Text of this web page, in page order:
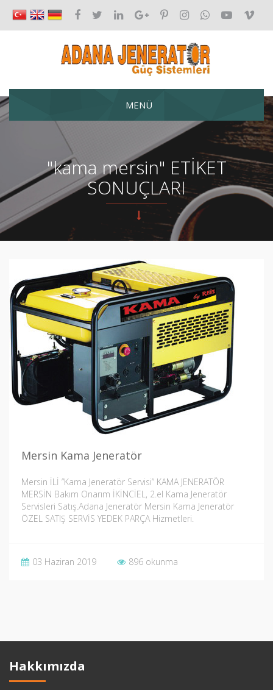
MENÜ
"kama mersin" ETİKET
SONUÇLARI
Mersin Kama Jeneratör
Mersin İLİ ”Kama Jeneratör Servisi” KAMA JENERATÖR
MERSİN Bakım Onarım İKİNCİEL, 2.el Kama Jeneratör
Servisleri Satış.Adana Jeneratör Mersin Kama Jeneratör
ÖZEL SATIŞ SERVİS YEDEK PARÇA Hizmetleri.
03 Haziran 2019 896 okunma
Hakkımızda